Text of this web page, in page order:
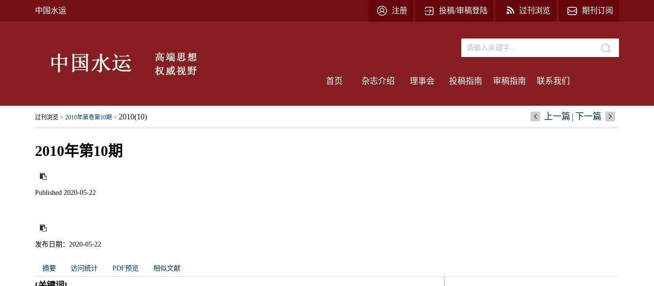
中国水运 期刊订阅
过刊浏览
投稿/审稿登陆
注册
首页 杂志介绍 理事会 投稿指南 审稿指南 联系我们
过刊浏览 > 2010年第卷第10期 > 2010(10) 上一篇 | 下一篇
2010年第10期
Published 2020-05-22
发布日期：2020-05-22
摘要 访问统计 PDF预览 相似文献